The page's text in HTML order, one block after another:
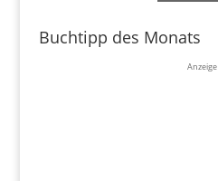
Buchtipp des Monats
Anzeige